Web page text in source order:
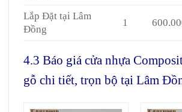
Lắp Đặt tại Lâm
Đồng
1
4.3 Báo giá cửa nhựa
gỗ chi tiết, trọn bộ tại Lâm